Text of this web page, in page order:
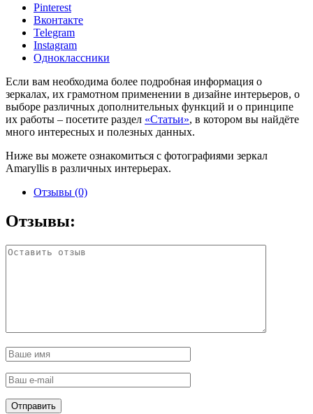
Pinterest
Вконтакте
Telegram
Instagram
Одноклассники
Если вам необходима более подробная информация о
зеркалах, их грамотном применении в дизайне интерьеров, о
выборе различных дополнительных функций и о принципе
их работы – посетите раздел «Статьи», в котором вы найдёте
много интересных и полезных данных.
Ниже вы можете ознакомиться с фотографиями зеркал
Amaryllis в различных интерьерах.
Отзывы (0)
Отзывы: